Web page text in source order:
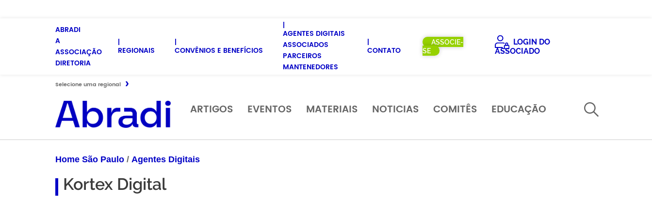
ABRADI
A
ASSOCIAÇÃO
DIRETORIA
REGIONAIS CONVÊNIOS E BENEFÍCIOS
AGENTES DIGITAIS
ASSOCIADOS
PARCEIROS
MANTENEDORES
CONTATO
ASSOCIE-
SE
LOGIN DO
ASSOCIADO
Selecione uma regional
ARTIGOS EVENTOS MATERIAIS NOTICIAS COMITÊS EDUCAÇÃO
Home São Paulo / Agentes Digitais
Kortex Digital